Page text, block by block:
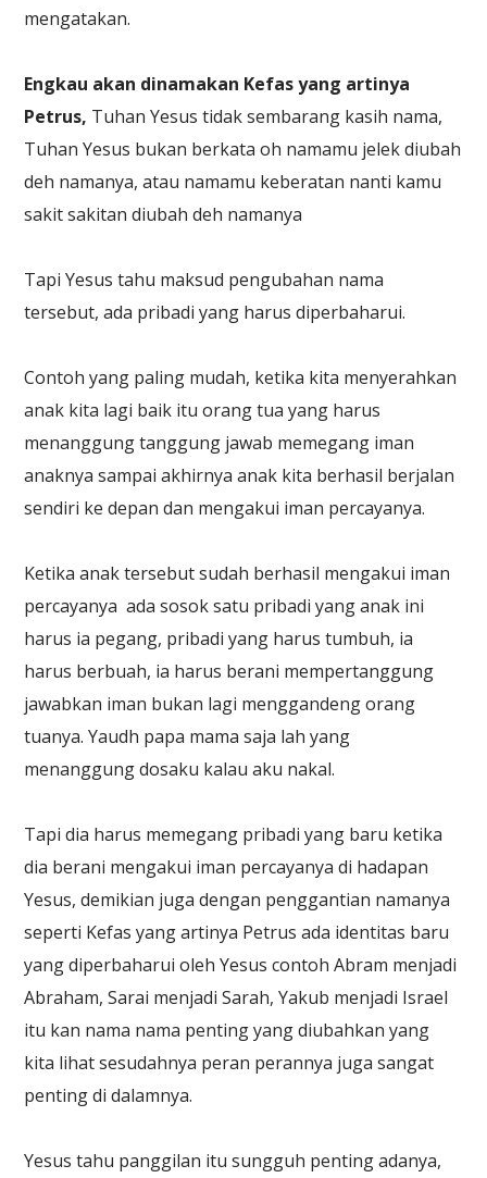
mengatakan.
Engkau akan dinamakan Kefas yang artinya
Petrus, Tuhan Yesus tidak sembarang kasih nama,
Tuhan Yesus bukan berkata oh namamu jelek diubah
deh namanya, atau namamu keberatan nanti kamu
sakit sakitan diubah deh namanya
Tapi Yesus tahu maksud pengubahan nama
tersebut, ada pribadi yang harus diperbaharui.
Contoh yang paling mudah, ketika kita menyerahkan
anak kita lagi baik itu orang tua yang harus
menanggung tanggung jawab memegang iman
anaknya sampai akhirnya anak kita berhasil berjalan
sendiri ke depan dan mengakui iman percayanya.
Ketika anak tersebut sudah berhasil mengakui iman
percayanya ada sosok satu pribadi yang anak ini
harus ia pegang, pribadi yang harus tumbuh, ia
harus berbuah, ia harus berani mempertanggung
jawabkan iman bukan lagi menggandeng orang
tuanya. Yaudh papa mama saja lah yang
menanggung dosaku kalau aku nakal.
Tapi dia harus memegang pribadi yang baru ketika
dia berani mengakui iman percayanya di hadapan
Yesus, demikian juga dengan penggantian namanya
seperti Kefas yang artinya Petrus ada identitas baru
yang diperbaharui oleh Yesus contoh Abram menjadi
Abraham, Sarai menjadi Sarah, Yakub menjadi Israel
itu kan nama nama penting yang diubahkan yang
kita lihat sesudahnya peran perannya juga sangat
penting di dalamnya.
Yesus tahu panggilan itu sungguh penting adanya,